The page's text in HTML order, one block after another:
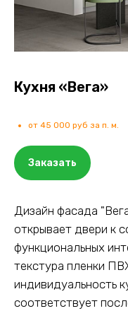
Кухня «Вега»
от 45 000 руб за п. м.
Заказать
Дизайн фасада
открывает двери к
функциональных
текстура пленки
индивидуальность
соответствует